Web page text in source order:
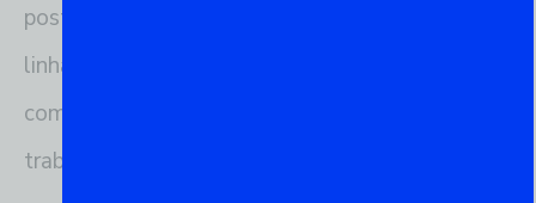
post. Prepare-se para mergulhar na interface de
linha de comando do PostgreSQL e descobrir
como o psql pode simplificar e fortalecer seu
trabalho com bancos de dados.